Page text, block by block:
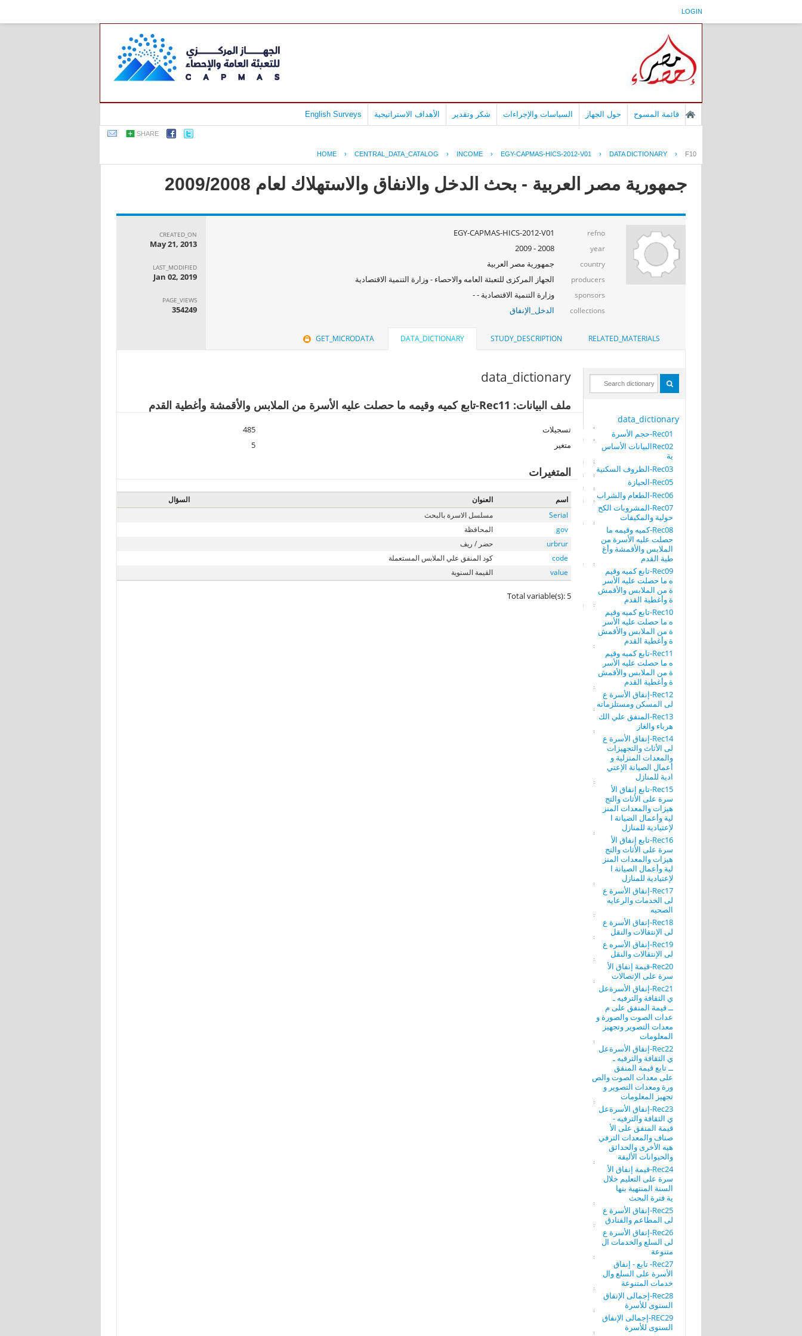
LOGIN
قائمة المسوح حول الجهاز السياسات والإجراءات شكر وتقدير الأهداف الاستراتيجية English Surveys
SHARE
HOME › CENTRAL_DATA_CATALOG › INCOME › EGY-CAPMAS-HICS-2012-V01 › DATA DICTIONARY › F10
جمهورية مصر العربية - بحث الدخل والانفاق والاستهلاك لعام 2009/2008
refno
EGY-CAPMAS-HICS-2012-V01
year
2008 - 2009
country جمهورية مصر العربية
producers الجهاز المركزى للتعبئة العامه والاحصاء - وزارة التنمية الاقتصادية
sponsors وزارة التنمية الاقتصادية - -
collections الدخل_الإنفاق
CREATED_ON
May 21, 2013
LAST_MODIFIED
Jan 02, 2019
PAGE_VIEWS
354249
RELATED_MATERIALS
STUDY_DESCRIPTION
DATA_DICTIONARY
GET_MICRODATA
data_dictionary
Rec01-حجم الأسرة
Rec02البيانات الأساس
ية
Rec03-الظروف السكنية
Rec05-الحيازة
Rec06-الطعام والشراب
Rec07-المشروبات الكح
حولية والمكيفات
Rec08-كميه وقيمه ما
حصلت عليه الأسرة من
الملابس والأقمشة وأغ
طية القدم
Rec09-تابع كميه وقيم
ه ما حصلت عليه الأسر
ة من الملابس والأقمش
ة وأغطية القدم
Rec10-تابع كميه وقيم
ه ما حصلت عليه الأسر
ة من الملابس والأقمش
ة وأغطية القدم
Rec11-تابع كميه وقيم
ه ما حصلت عليه الأسر
ة من الملابس والأقمش
ة وأغطية القدم
Rec12-إنفاق الأسرة ع
لى المسكن ومستلزماته
Rec13-المنفق علي الك
هرباء والغاز
Rec14-إنفاق الأسرة ع
لى الأثاث والتجهيزات
والمعدات المنزلية و
أعمال الصيانة الإعتي
ادية للمنازل
Rec15-تابع إنفاق الأ
سرة على الأثاث والتج
هيزات والمعدات المنز
لية وأعمال الصيانة ا
لإعتيادية للمنازل
Rec16-تابع إنفاق الأ
سرة على الأثاث والتج
هيزات والمعدات المنز
لية وأعمال الصيانة ا
لإعتيادية للمنازل
Rec17-إنفاق الأسرة ع
لى الخدمات والرعايه
الصحيه
Rec18-إنفاق الأسرة ع
لى الإنتقالات والنقل
Rec19-إنفاق الأسره ع
لى الإنتقالات والنقل
Rec20-قيمة إنفاق الأ
سرة على الإتصالات
Rec21-إنفاق الأسرةعل
ي الثقافة والترفيه ـ
ــ قيمة المنفق على م
عدات الصوت والصورة و
معدات التصوير وتجهيز
المعلومات
Rec22-إنفاق الأسرةعل
ي الثقافة والترفيه ـ
ــ تابع قيمة المنفق
على معدات الصوت والص
ورة ومعدات التصوير و
تجهيز المعلومات
Rec23-إنفاق الأسرةعل
ي الثقافة والترفيه -
قيمة المنفق على الأ
صناف والمعدات الترفي
هيه الأخرى والحدائق
والحيوانات الأليفة
Rec24-قيمة إنفاق الأ
سرة على التعليم خلال
السنة المنتهية بنها
ية فترة البحث
Rec25-إنفاق الأسرة ع
لى المطاعم والفنادق
Rec26-إنفاق الأسرة ع
لى السلع والخدمات ال
متنوعة
Rec27- تابع - إنفاق
الأسرة على السلع وال
خدمات المتنوعة
Rec28-إجمالى الإنفاق
السنوى للأسرة
REC29-إجمالى الإنفاق
السنوى للأسرة
data_dictionary
ملف البيانات: Rec11-تابع كميه وقيمه ما حصلت عليه الأسرة من الملابس والأقمشة وأغطية القدم
تسجيلات
485
متغير
5
المتغيرات
اسم العنوان
السؤال
Serial
مسلسل الاسرة بالبحث
gov
المحافظة
urbrur
حضر / ريف
code
كود المنفق علي الملابس المستعملة
value
القيمة السنوية
Total variable(s): 5